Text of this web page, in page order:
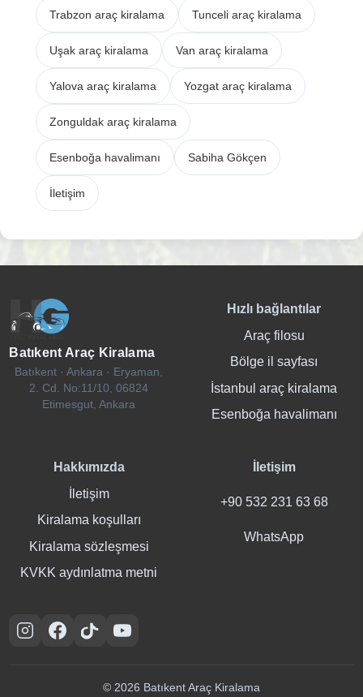
Trabzon araç kiralama Tunceli araç kiralama
Uşak araç kiralama Van araç kiralama
Yalova araç kiralama Yozgat araç kiralama
Zonguldak araç kiralama
Esenboğa havalimanı Sabiha Gökçen
İletişim
Batıkent Araç Kiralama
Batıkent · Ankara · Eryaman,
2. Cd. No:11/10, 06824
Etimesgut, Ankara
Hızlı bağlantılar
Araç filosu
Bölge il sayfası
İstanbul araç kiralama
Esenboğa havalimanı
Hakkımızda
İletişim
Kiralama koşulları
Kiralama sözleşmesi
KVKK aydınlatma metni
İletişim
+90 532 231 63 68
WhatsApp
InstagramFacebook
TikTokYouTube
© 2026 Batıkent Araç Kiralama